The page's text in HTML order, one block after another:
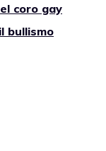
coro gay
bullismo